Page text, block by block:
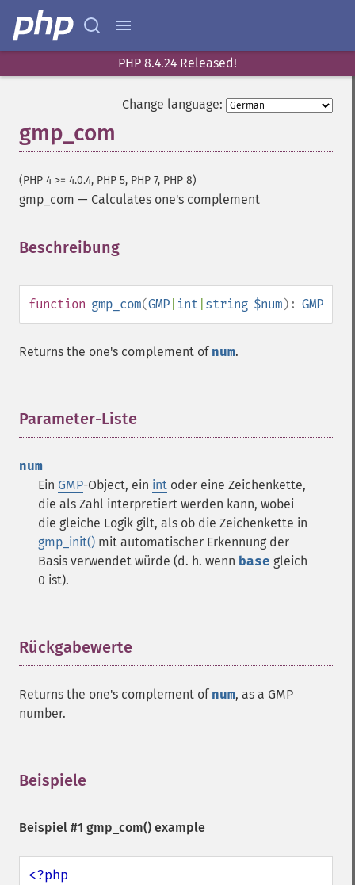
PHP 8.4.24 Released!
Change language:
gmp_com
(PHP 4 >= 4.0.4, PHP 5, PHP 7, PHP 8)
gmp_com — Calculates one's complement
Beschreibung
function gmp_com(GMP int string $num): GMP
Returns the one's complement of num.
Parameter-Liste
num
Ein GMP-Object, ein int oder eine Zeichenkette,
die als Zahl interpretiert werden kann, wobei
die gleiche Logik gilt, als ob die Zeichenkette in
gmp_init() mit automatischer Erkennung der
Basis verwendet würde (d. h. wenn base gleich
0 ist).
Rückgabewerte
Returns the one's complement of num, as a GMP
number.
Beispiele
Beispiel #1 gmp_com() example
<?php